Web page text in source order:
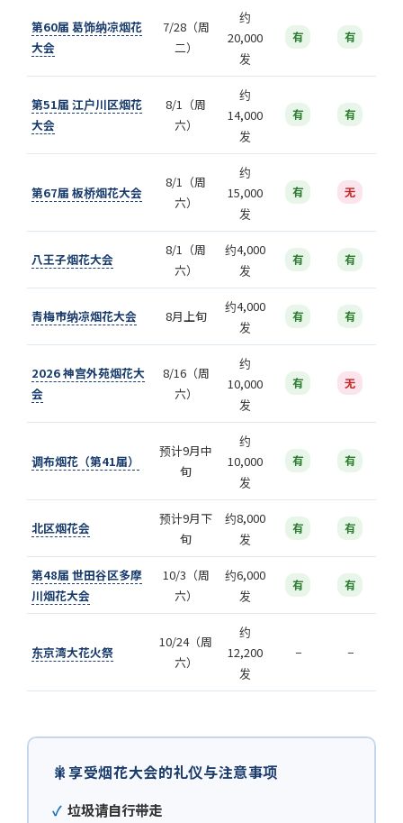
第60届 葛饰纳凉烟花
大会
7/28（周
二）
约
20,000
发
有 有
第51届 江户川区烟花
大会
8/1（周
六）
约
14,000
发
有 有
第67届 板桥烟花大会
8/1（周
六）
约
15,000
发
有 无
八王子烟花大会
8/1（周
六）
约4,000
发
有 有
青梅市纳凉烟花大会 8月上旬
约4,000
发
有 有
2026 神宫外苑烟花大
会
8/16（周
六）
约
10,000
发
有 无
调布烟花（第41届）
预计9月中
旬
约
10,000
发
有 有
北区烟花会
预计9月下
旬
约8,000
发
有 有
第48届 世田谷区多摩
川烟花大会
10/3（周
六）
约6,000
发
有 有
东京湾大花火祭
10/24（周
六）
约
12,200
发
− −
🎇享受烟花大会的礼仪与注意事项
垃圾请自行带走